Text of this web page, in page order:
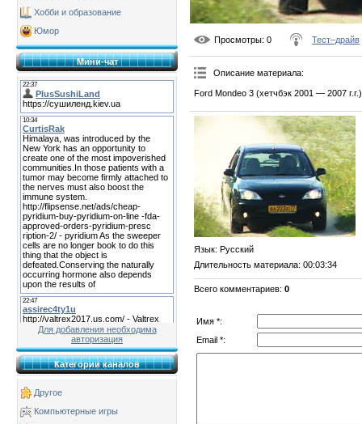
Хобби и образование
Юмор
Мини-чат
Для добавления необходима
авторизация
Категории каналов
Другое
Компьютерные игры
Просмотры: 0 Тест–драйв
Описание материала:
Ford Mondeo 3 (хетчбэк 2001 — 2007
Язык: Русский
Длительность материала: 00:03:34
Всего комментариев: 0
Имя *:
Email *: